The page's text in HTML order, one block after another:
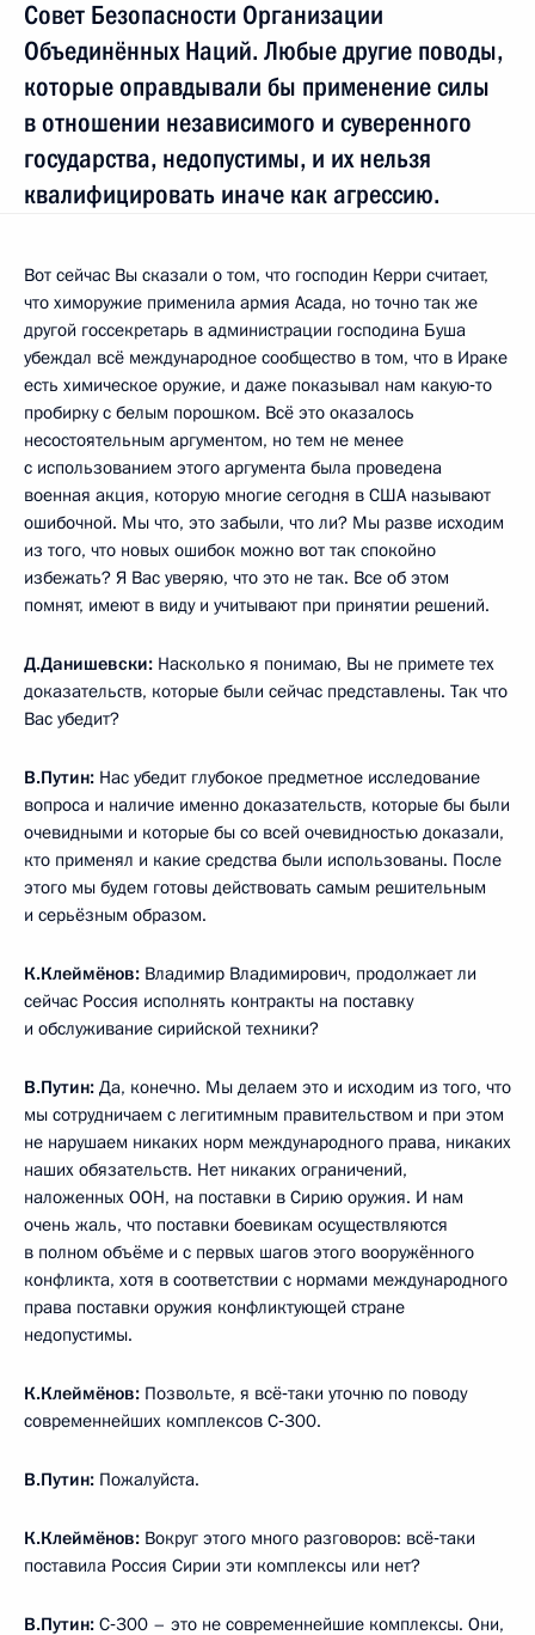
Совет Безопасности Организации
Объединённых Наций. Любые другие поводы,
которые оправдывали бы применение силы
в отношении независимого и суверенного
государства, недопустимы, и их нельзя
квалифицировать иначе как агрессию.
Вот сейчас Вы сказали о том, что господин Керри считает,
что химоружие применила армия Асада, но точно так же
другой госсекретарь в администрации господина Буша
убеждал всё международное сообщество в том, что в Ираке
есть химическое оружие, и даже показывал нам какую‑то
пробирку с белым порошком. Всё это оказалось
несостоятельным аргументом, но тем не менее
с использованием этого аргумента была проведена
военная акция, которую многие сегодня в США называют
ошибочной. Мы что, это забыли, что ли? Мы разве исходим
из того, что новых ошибок можно вот так спокойно
избежать? Я Вас уверяю, что это не так. Все об этом
помнят, имеют в виду и учитывают при принятии решений.
Д.Данишевски: Насколько я понимаю, Вы не примете тех
доказательств, которые были сейчас представлены. Так что
Вас убедит?
В.Путин: Нас убедит глубокое предметное исследование
вопроса и наличие именно доказательств, которые бы были
очевидными и которые бы со всей очевидностью доказали,
кто применял и какие средства были использованы. После
этого мы будем готовы действовать самым решительным
и серьёзным образом.
К.Клеймёнов: Владимир Владимирович, продолжает ли
сейчас Россия исполнять контракты на поставку
и обслуживание сирийской техники?
В.Путин: Да, конечно. Мы делаем это и исходим из того, что
мы сотрудничаем с легитимным правительством и при этом
не нарушаем никаких норм международного права, никаких
наших обязательств. Нет никаких ограничений,
наложенных ООН, на поставки в Сирию оружия. И нам
очень жаль, что поставки боевикам осуществляются
в полном объёме и с первых шагов этого вооружённого
конфликта, хотя в соответствии с нормами международного
права поставки оружия конфликтующей стране
недопустимы.
К.Клеймёнов: Позвольте, я всё‑таки уточню по поводу
современнейших комплексов С‑300.
В.Путин: Пожалуйста.
К.Клеймёнов: Вокруг этого много разговоров: всё‑таки
поставила Россия Сирии эти комплексы или нет?
В.Путин: С‑300 – это не современнейшие комплексы. Они,